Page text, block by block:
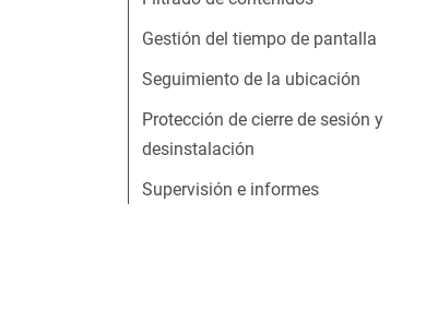
Gestión del tiempo de pantalla
Seguimiento de la ubicación
Protección de cierre de sesión y
desinstalación
Supervisión e informes